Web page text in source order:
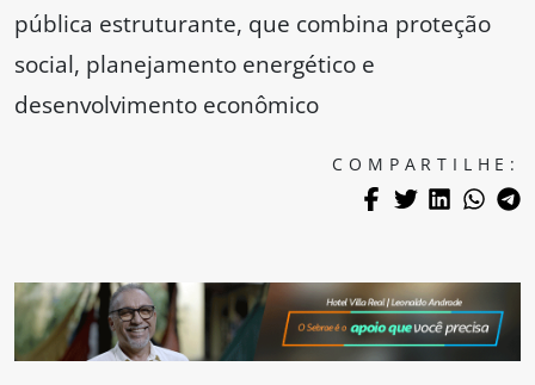
pública estruturante, que combina proteção
social, planejamento energético e
desenvolvimento econômico
COMPARTILHE: